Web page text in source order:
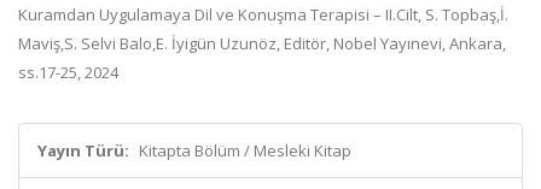
Kuramdan Uygulamaya Dil ve Konuşma Terapisi – II.Cilt, S. Topbaş,İ.
Maviş,S. Selvi Balo,E. İyigün Uzunöz, Editör, Nobel Yayınevi, Ankara,
ss.17-25, 2024
Yayın Türü: Kitapta Bölüm / Mesleki Kitap